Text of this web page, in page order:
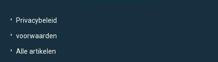
Privacybeleid
voorwaarden
Alle artikelen